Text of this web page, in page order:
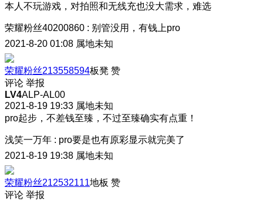
本人不玩游戏，对拍照和无线充也没大需求，难选
荣耀粉丝40200860 : 别管没用，有钱上pro
2021-8-20 01:08 属地未知
荣耀粉丝213558594板凳 赞
评论 举报
LV4ALP-AL00
2021-8-19 19:33 属地未知
pro起步，不差钱至臻，不过至臻确实有点重！
浅笑一万年 : pro要是也有原彩显示就完美了
2021-8-19 19:38 属地未知
荣耀粉丝212532111地板 赞
评论 举报